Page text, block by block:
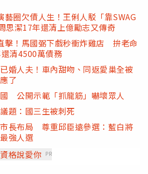
藝圈欠債人生！王俐人駁「靠SWAG
潔17年還清上億勵志又傳奇
擊！馬國弼下戲秒衝炸雞店 拚老命
清4500萬債務
婚人夫！車內甜吻、同返愛巢全被
了
公開示範「抓龍筋」嚇壞眾人
題：國三生被刺死
長布局 尊重邱臣遠參選：藍白將
強人選
格說愛你 PR